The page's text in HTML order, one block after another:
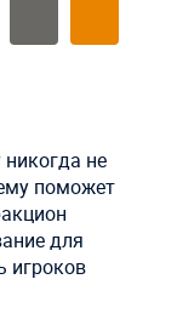
не
поможет
для
игроков